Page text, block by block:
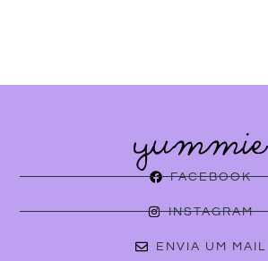
FACEBOOK
INSTAGRAM
ENVIA UM MAIL